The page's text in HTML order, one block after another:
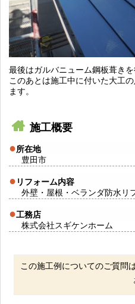
最後はガルバニューム鋼板葺きを
このあとは施工中に付いた大工
ます。
施工概要
所在地
豊田市
リフォーム内容
外壁・屋根・ベランダ防水リ
工務店
株式会社スギケンホーム
この施工例についてのご質問